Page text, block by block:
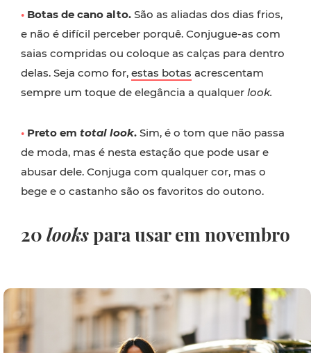
• Botas de cano alto. São as aliadas dos dias frios,
e não é difícil perceber porquê. Conjugue-as com
saias compridas ou coloque as calças para dentro
delas. Seja como for, estas botas acrescentam
sempre um toque de elegância a qualquer look.
• Preto em total look. Sim, é o tom que não passa
de moda, mas é nesta estação que pode usar e
abusar dele. Conjuga com qualquer cor, mas o
bege e o castanho são os favoritos do outono.
20 lookspara usar em novembro